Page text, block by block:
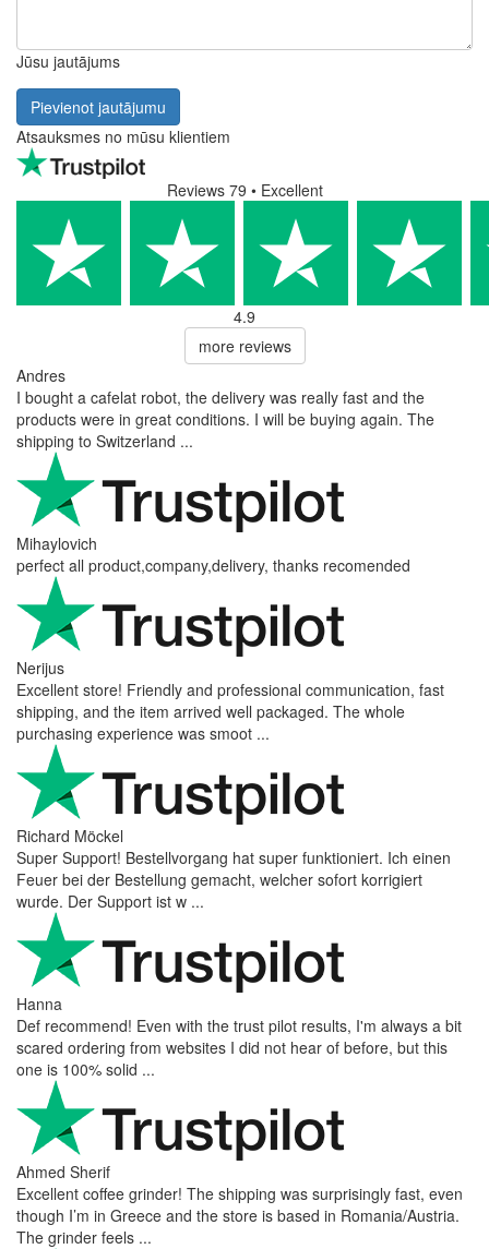
Jūsu jautājums
Pievienot jautājumu
Atsauksmes no mūsu klientiem
Reviews 79 • Excellent
4.9
more reviews
Andres
I bought a cafelat robot, the delivery was really fast and the
products were in great conditions. I will be buying again. The
shipping to Switzerland ...
Mihaylovich
perfect all product,company,delivery, thanks recomended
Nerijus
Excellent store! Friendly and professional communication, fast
shipping, and the item arrived well packaged. The whole
purchasing experience was smoot ...
Richard Möckel
Super Support! Bestellvorgang hat super funktioniert. Ich einen
Feuer bei der Bestellung gemacht, welcher sofort korrigiert
wurde. Der Support ist w ...
Hanna
Def recommend! Even with the trust pilot results, I'm always a bit
scared ordering from websites I did not hear of before, but this
one is 100% solid ...
Ahmed Sherif
Excellent coffee grinder! The shipping was surprisingly fast, even
though I’m in Greece and the store is based in Romania/Austria.
The grinder feels ...